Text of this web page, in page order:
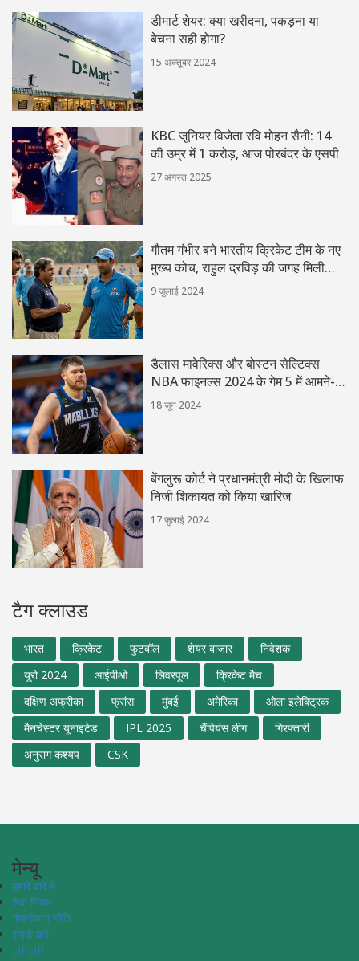
डीमार्ट शेयर: क्या खरीदना, पकड़ना या
बेचना सही होगा?
15 अक्तूबर 2024
KBC जूनियर विजेता रवि मोहन सैनी: 14
की उम्र में 1 करोड़, आज पोरबंदर के एसपी
27 अगस्त 2025
गौतम गंभीर बने भारतीय क्रिकेट टीम के नए
मुख्य कोच, राहुल द्रविड़ की जगह मिली
जिम्मेदारी
9 जुलाई 2024
डैलास मावेरिक्स और बोस्टन सेल्टिक्स
NBA फाइनल्स 2024 के गेम 5 में आमने-
सामने: देखें कैसे
18 जून 2024
बेंगलुरू कोर्ट ने प्रधानमंत्री मोदी के खिलाफ
निजी शिकायत को किया खारिज
17 जुलाई 2024
टैग क्लाउड
भारत क्रिकेट फुटबॉल शेयर बाजार
निवेशक
यूरो 2024
आईपीओ लिवरपूल
क्रिकेट मैच
दक्षिण अफ्रीका
फ्रांस मुंबई अमेरिका
ओला इलेक्ट्रिक
मैनचेस्टर यूनाइटेड
IPL 2025 चैंपियंस लीग
गिरफ्तारी
अनुराग कश्यप
CSK
मेन्यू
हमारे बारे में
सेवा नियम
गोपनीयता नीति
संपर्क करें
DPDP